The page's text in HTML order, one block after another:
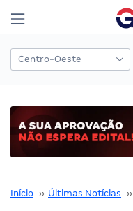
Início ›› Últimas Notícias ››